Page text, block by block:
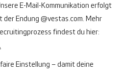
E-Mail-Kommunikation erfolgt
der Endung @vestas.com. Mehr
findest du hier:
.
Einstellung – damit deine